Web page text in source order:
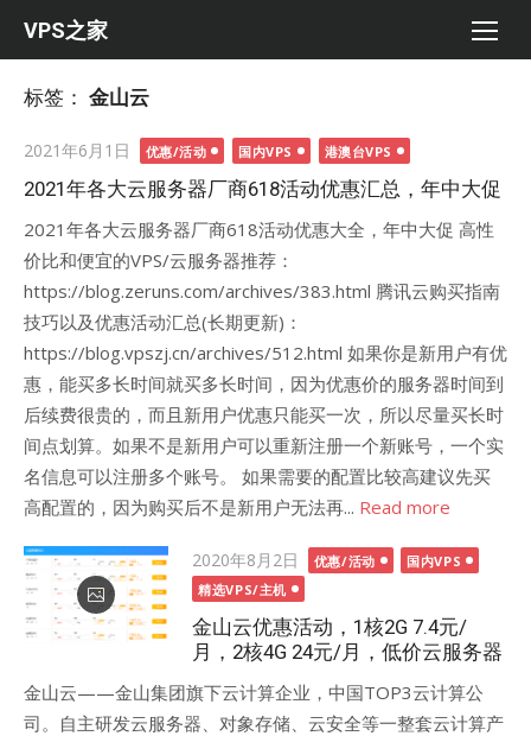
VPS之家
标签： 金山云
Posted
on
2021年6月1日 优惠/活动 国内VPS 港澳台VPS
2021年各大云服务器厂商618活动优惠汇总，年中大促
2021年各大云服务器厂商618活动优惠大全，年中大促 高性
价比和便宜的VPS/云服务器推荐：
https://blog.zeruns.com/archives/383.html 腾讯云购买指南
技巧以及优惠活动汇总(长期更新)：
https://blog.vpszj.cn/archives/512.html 如果你是新用户有优
惠，能买多长时间就买多长时间，因为优惠价的服务器时间到
后续费很贵的，而且新用户优惠只能买一次，所以尽量买长时
间点划算。如果不是新用户可以重新注册一个新账号，一个实
名信息可以注册多个账号。 如果需要的配置比较高建议先买
高配置的，因为购买后不是新用户无法再... Read more
Posted
on
2020年8月2日 优惠/活动
国内VPS
精选VPS/主机
金山云优惠活动，1核2G 7.4元/
月，2核4G 24元/月，低价云服务器
金山云——金山集团旗下云计算企业，中国TOP3云计算公
司。自主研发云服务器、对象存储、云安全等一整套云计算产